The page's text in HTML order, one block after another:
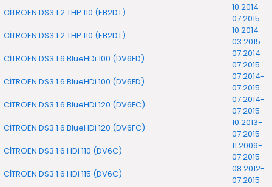
CİTROEN DS3 1.2 THP 110 (EB2DT)
10.2014-
07.2015
CİTROEN DS3 1.2 THP 110 (EB2DT)
10.2014-
03.2015
CİTROEN DS3 1.6 BlueHDi 100 (DV6FD)
07.2014-
07.2015
CİTROEN DS3 1.6 BlueHDi 100 (DV6FD)
07.2014-
07.2015
CİTROEN DS3 1.6 BlueHDi 120 (DV6FC)
07.2014-
07.2015
CİTROEN DS3 1.6 BlueHDi 120 (DV6FC)
10.2013-
07.2015
CİTROEN DS3 1.6 HDi 110 (DV6C)
11.2009-
07.2015
CİTROEN DS3 1.6 HDi 115 (DV6C)
08.2012-
07.2015